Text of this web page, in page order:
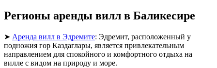
Регионы аренды вилл в Баликесире
➤ Аренда вилл в Эдремите: Эдремит, расположенный у
подножия гор Каздаглары, является привлекательным
направлением для спокойного и комфортного отдыха на
вилле с видом на природу и море.